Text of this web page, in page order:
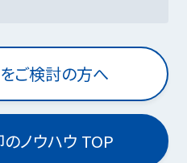
ご検討の方へ
ノウハウ TOP